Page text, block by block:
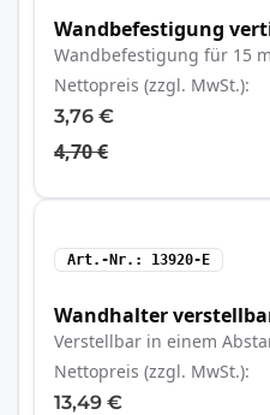
Wandbefestigung
Wandbefestigung für 15
Nettopreis (zzgl. MwSt.)
3,76 €
4,70 €
Art.-Nr. 13920-E
Wandhalter
Verstellbar in einem
Nettopreis (zzgl. MwSt.)
13,49 €